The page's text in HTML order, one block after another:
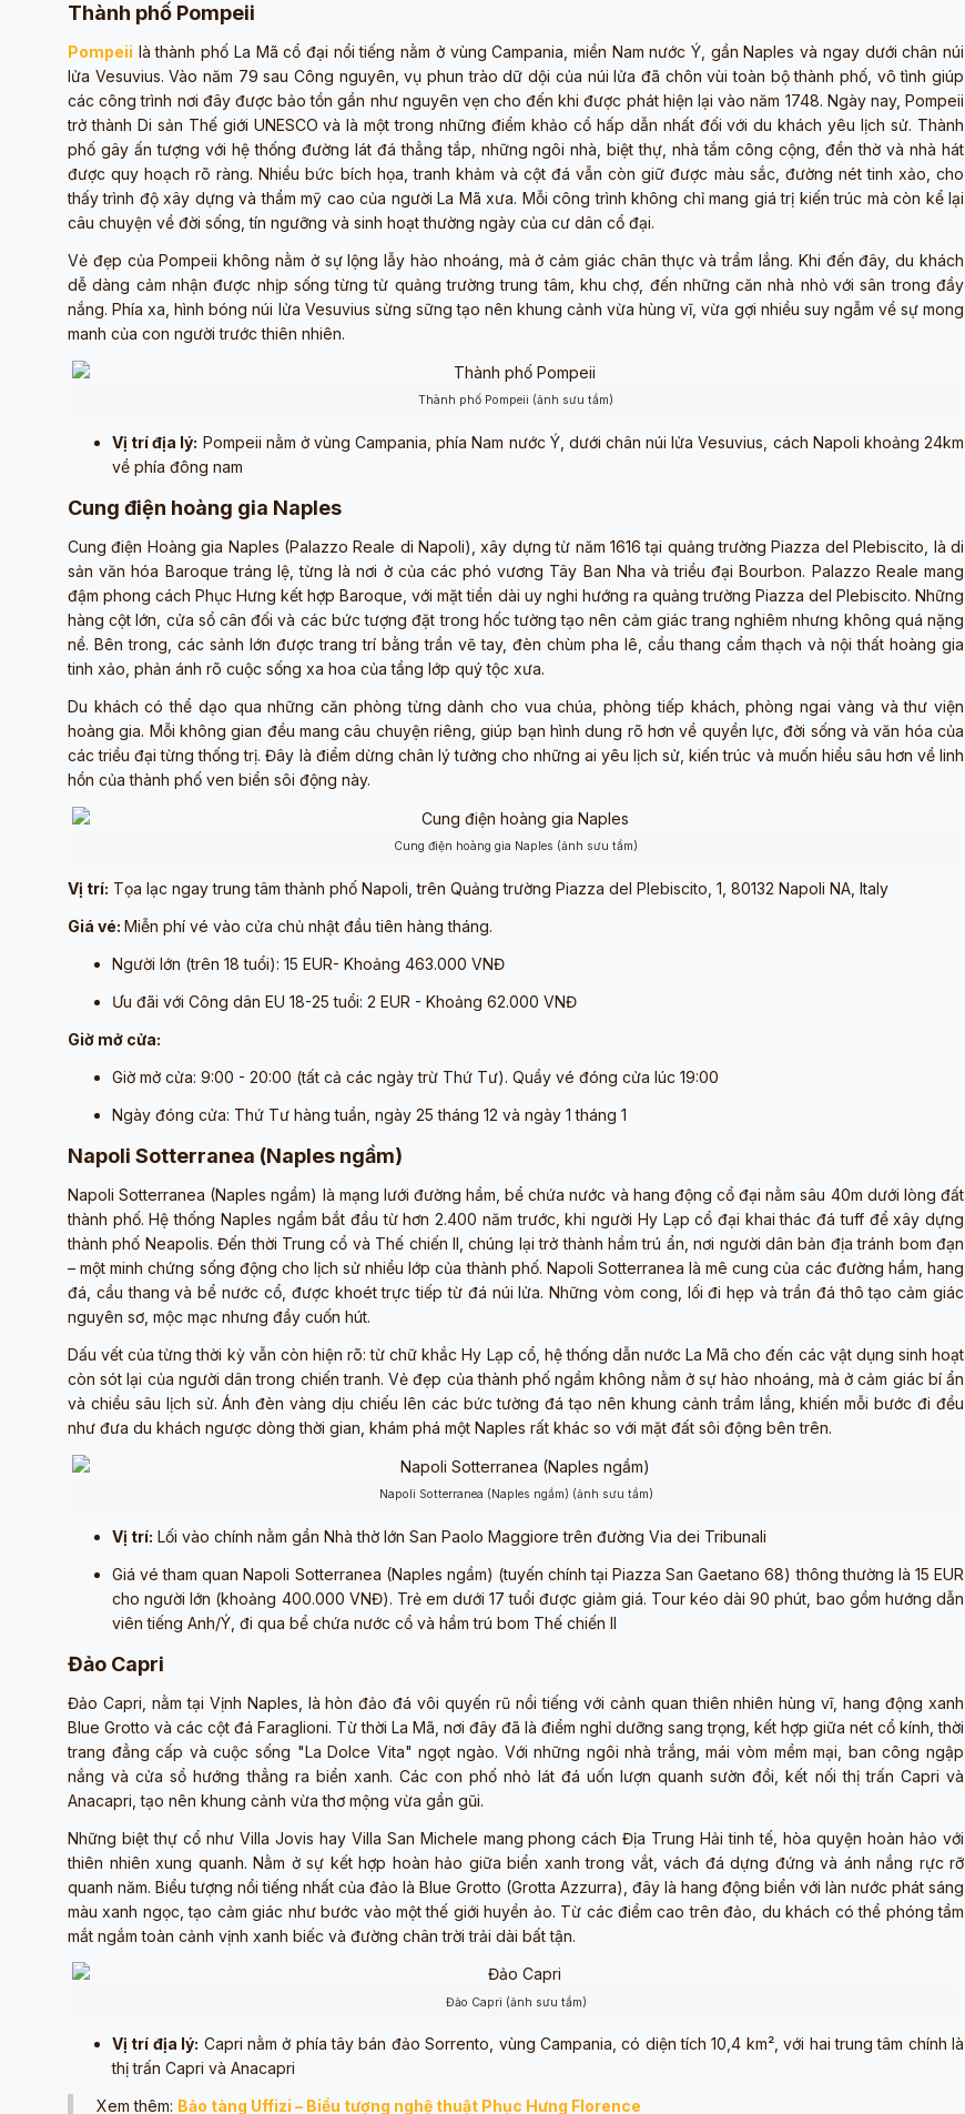
Thành phố Pompeii
Pompeii là thành phố La Mã cổ đại nổi tiếng nằm ở vùng Campania, miền Nam nước Ý, gần Naples và ngay dưới chân núi
lửa Vesuvius. Vào năm 79 sau Công nguyên, vụ phun trào dữ dội của núi lửa đã chôn vùi toàn bộ thành phố, vô tình giúp
các công trình nơi đây được bảo tồn gần như nguyên vẹn cho đến khi được phát hiện lại vào năm 1748. Ngày nay, Pompeii
trở thành Di sản Thế giới UNESCO và là một trong những điểm khảo cổ hấp dẫn nhất đối với du khách yêu lịch sử. Thành
phố gây ấn tượng với hệ thống đường lát đá thẳng tắp, những ngôi nhà, biệt thự, nhà tắm công cộng, đền thờ và nhà hát
được quy hoạch rõ ràng. Nhiều bức bích họa, tranh khảm và cột đá vẫn còn giữ được màu sắc, đường nét tinh xảo, cho
thấy trình độ xây dựng và thẩm mỹ cao của người La Mã xưa. Mỗi công trình không chỉ mang giá trị kiến trúc mà còn kể lại
câu chuyện về đời sống, tín ngưỡng và sinh hoạt thường ngày của cư dân cổ đại.
Vẻ đẹp của Pompeii không nằm ở sự lộng lẫy hào nhoáng, mà ở cảm giác chân thực và trầm lắng. Khi đến đây, du khách
dễ dàng cảm nhận được nhịp sống từng từ quảng trường trung tâm, khu chợ, đến những căn nhà nhỏ với sân trong đầy
nắng. Phía xa, hình bóng núi lửa Vesuvius sừng sững tạo nên khung cảnh vừa hùng vĩ, vừa gợi nhiều suy ngẫm về sự mong
manh của con người trước thiên nhiên.
Thành phố Pompeii (ảnh sưu tầm)
Vị trí địa lý: Pompeii nằm ở vùng Campania, phía Nam nước Ý, dưới chân núi lửa Vesuvius, cách Napoli khoảng 24km
về phía đông nam
Cung điện hoàng gia Naples
Cung điện Hoàng gia Naples (Palazzo Reale di Napoli), xây dựng từ năm 1616 tại quảng trường Piazza del Plebiscito, là di
sản văn hóa Baroque tráng lệ, từng là nơi ở của các phó vương Tây Ban Nha và triều đại Bourbon. Palazzo Reale mang
đậm phong cách Phục Hưng kết hợp Baroque, với mặt tiền dài uy nghi hướng ra quảng trường Piazza del Plebiscito. Những
hàng cột lớn, cửa sổ cân đối và các bức tượng đặt trong hốc tường tạo nên cảm giác trang nghiêm nhưng không quá nặng
nề. Bên trong, các sảnh lớn được trang trí bằng trần vẽ tay, đèn chùm pha lê, cầu thang cẩm thạch và nội thất hoàng gia
tinh xảo, phản ánh rõ cuộc sống xa hoa của tầng lớp quý tộc xưa.
Du khách có thể dạo qua những căn phòng từng dành cho vua chúa, phòng tiếp khách, phòng ngai vàng và thư viện
hoàng gia. Mỗi không gian đều mang câu chuyện riêng, giúp bạn hình dung rõ hơn về quyền lực, đời sống và văn hóa của
các triều đại từng thống trị. Đây là điểm dừng chân lý tưởng cho những ai yêu lịch sử, kiến trúc và muốn hiểu sâu hơn về linh
hồn của thành phố ven biển sôi động này.
Cung điện hoàng gia Naples (ảnh sưu tầm)
Vị trí: Tọa lạc ngay trung tâm thành phố Napoli, trên Quảng trường Piazza del Plebiscito, 1, 80132 Napoli NA, Italy
Giá vé: Miễn phí vé vào cửa chủ nhật đầu tiên hàng tháng.
Người lớn (trên 18 tuổi): 15 EUR- Khoảng 463.000 VNĐ
Ưu đãi với Công dân EU 18-25 tuổi: 2 EUR - Khoảng 62.000 VNĐ
Giờ mở cửa:
Giờ mở cửa: 9:00 - 20:00 (tất cả các ngày trừ Thứ Tư). Quầy vé đóng cửa lúc 19:00
Ngày đóng cửa: Thứ Tư hàng tuần, ngày 25 tháng 12 và ngày 1 tháng 1
Napoli Sotterranea (Naples ngầm)
Napoli Sotterranea (Naples ngầm) là mạng lưới đường hầm, bể chứa nước và hang động cổ đại nằm sâu 40m dưới lòng đất
thành phố. Hệ thống Naples ngầm bắt đầu từ hơn 2.400 năm trước, khi người Hy Lạp cổ đại khai thác đá tuff để xây dựng
thành phố Neapolis. Đến thời Trung cổ và Thế chiến II, chúng lại trở thành hầm trú ẩn, nơi người dân bản địa tránh bom đạn
– một minh chứng sống động cho lịch sử nhiều lớp của thành phố. Napoli Sotterranea là mê cung của các đường hầm, hang
đá, cầu thang và bể nước cổ, được khoét trực tiếp từ đá núi lửa. Những vòm cong, lối đi hẹp và trần đá thô tạo cảm giác
nguyên sơ, mộc mạc nhưng đầy cuốn hút.
Dấu vết của từng thời kỳ vẫn còn hiện rõ: từ chữ khắc Hy Lạp cổ, hệ thống dẫn nước La Mã cho đến các vật dụng sinh hoạt
còn sót lại của người dân trong chiến tranh. Vẻ đẹp của thành phố ngầm không nằm ở sự hào nhoáng, mà ở cảm giác bí ẩn
và chiều sâu lịch sử. Ánh đèn vàng dịu chiếu lên các bức tường đá tạo nên khung cảnh trầm lắng, khiến mỗi bước đi đều
như đưa du khách ngược dòng thời gian, khám phá một Naples rất khác so với mặt đất sôi động bên trên.
Napoli Sotterranea (Naples ngầm) (ảnh sưu tầm)
Vị trí: Lối vào chính nằm gần Nhà thờ lớn San Paolo Maggiore trên đường Via dei Tribunali
Giá vé tham quan Napoli Sotterranea (Naples ngầm) (tuyến chính tại Piazza San Gaetano 68) thông thường là 15 EUR
cho người lớn (khoảng 400.000 VNĐ). Trẻ em dưới 17 tuổi được giảm giá. Tour kéo dài 90 phút, bao gồm hướng dẫn
viên tiếng Anh/Ý, đi qua bể chứa nước cổ và hầm trú bom Thế chiến II
Đảo Capri
Đảo Capri, nằm tại Vịnh Naples, là hòn đảo đá vôi quyến rũ nổi tiếng với cảnh quan thiên nhiên hùng vĩ, hang động xanh
Blue Grotto và các cột đá Faraglioni. Từ thời La Mã, nơi đây đã là điểm nghỉ dưỡng sang trọng, kết hợp giữa nét cổ kính, thời
trang đẳng cấp và cuộc sống "La Dolce Vita" ngọt ngào. Với những ngôi nhà trắng, mái vòm mềm mại, ban công ngập
nắng và cửa sổ hướng thẳng ra biển xanh. Các con phố nhỏ lát đá uốn lượn quanh sườn đồi, kết nối thị trấn Capri và
Anacapri, tạo nên khung cảnh vừa thơ mộng vừa gần gũi.
Những biệt thự cổ như Villa Jovis hay Villa San Michele mang phong cách Địa Trung Hải tinh tế, hòa quyện hoàn hảo với
thiên nhiên xung quanh. Nằm ở sự kết hợp hoàn hảo giữa biển xanh trong vắt, vách đá dựng đứng và ánh nắng rực rỡ
quanh năm. Biểu tượng nổi tiếng nhất của đảo là Blue Grotto (Grotta Azzurra), đây là hang động biển với làn nước phát sáng
màu xanh ngọc, tạo cảm giác như bước vào một thế giới huyền ảo. Từ các điểm cao trên đảo, du khách có thể phóng tầm
mắt ngắm toàn cảnh vịnh xanh biếc và đường chân trời trải dài bất tận.
Đảo Capri (ảnh sưu tầm)
Vị trí địa lý: Capri nằm ở phía tây bán đảo Sorrento, vùng Campania, có diện tích 10,4 km², với hai trung tâm chính là
thị trấn Capri và Anacapri
Xem thêm: Bảo tàng Uffizi – Biểu tượng nghệ thuật Phục Hưng Florence